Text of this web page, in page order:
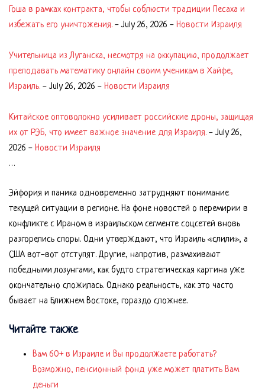
Гоша в рамках контракта, чтобы соблюсти традиции Песаха и
избежать его уничтожения. -July 26, 2026 - Новости Израиля
Учительница из Луганска, несмотря на оккупацию, продолжает
преподавать математику онлайн своим ученикам в Хайфе,
Израиль. -July 26, 2026 - Новости Израиля
Китайское оптоволокно усиливает российские дроны, защищая
их от РЭБ, что имеет важное значение для Израиля. -July 26,
2026 - Новости Израиля
…
Эйфория и паника одновременно затрудняют понимание
текущей ситуации в регионе. На фоне новостей о перемирии в
конфликте с Ираном в израильском сегменте соцсетей вновь
разгорелись споры. Одни утверждают, что Израиль «слили», а
США вот-вот отступят. Другие, напротив, размахивают
победными лозунгами, как будто стратегическая картина уже
окончательно сложилась. Однако реальность, как это часто
бывает на Ближнем Востоке, гораздо сложнее.
Читайте также
Вам 60+ в Израиле и Вы продолжаете работать?
Возможно, пенсионный фонд уже может платить Вам
деньги